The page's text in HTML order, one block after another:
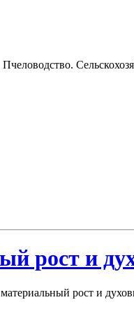
рост и
рост и